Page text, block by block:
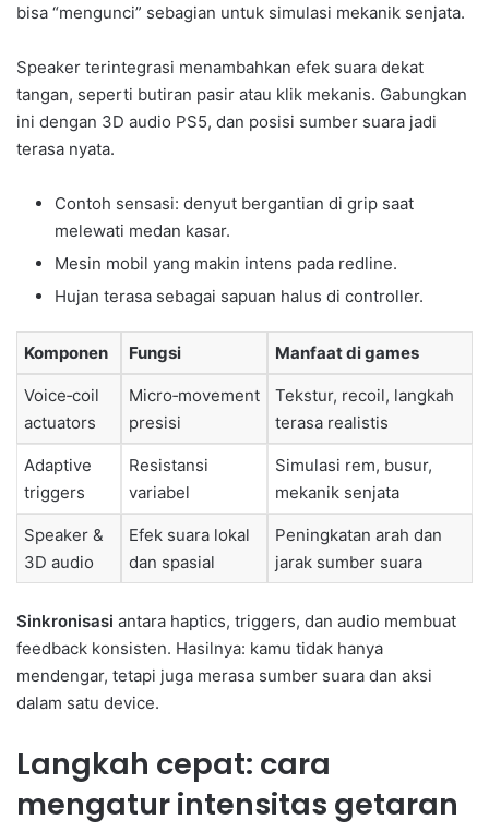
bisa “mengunci” sebagian untuk simulasi mekanik senjata.
Speaker terintegrasi menambahkan efek suara dekat
tangan, seperti butiran pasir atau klik mekanis. Gabungkan
ini dengan 3D audio PS5, dan posisi sumber suara jadi
terasa nyata.
Contoh sensasi: denyut bergantian di grip saat
melewati medan kasar.
Mesin mobil yang makin intens pada redline.
Hujan terasa sebagai sapuan halus di controller.
Komponen Fungsi Manfaat di games
Voice‑coil
actuators
Micro‑movement
presisi
Tekstur, recoil, langkah
terasa realistis
Adaptive
triggers
Resistansi
variabel
Simulasi rem, busur,
mekanik senjata
Speaker &
3D audio
Efek suara lokal
dan spasial
Peningkatan arah dan
jarak sumber suara
Sinkronisasi antara haptics, triggers, dan audio membuat
feedback konsisten. Hasilnya: kamu tidak hanya
mendengar, tetapi juga merasa sumber suara dan aksi
dalam satu device.
Langkah cepat: cara
mengatur intensitas getaran